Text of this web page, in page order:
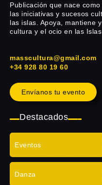
Publicación que nace
las iniciativas y sucesos
las islas. Apoya, mantiene
cultura y el ocio en las Islas
masscultura@gmail.com
+34 928 80 19 60
Envíanos tu evento
Destacados
Eventos
Danza